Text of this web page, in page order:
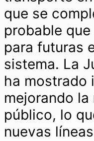
que se
probable
para futuras
sistema. La
ha mostrado
mejorando
público, lo
nuevas